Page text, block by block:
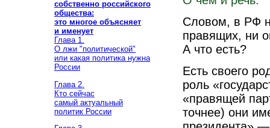
собственно российского
общества:
это многое объясняет
и именует
Глава 1.
О лжи "политической"
или какая политика нужна
России
Глава 2.
Кто сейчас
самый актуальный
политик России
Словом, в РФ
правящих, ни
А что есть?
Есть своего
роль
«правящей
точнее) они